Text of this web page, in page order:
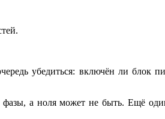
убедиться: включён ли блок
а ноля может не быть. Ещё